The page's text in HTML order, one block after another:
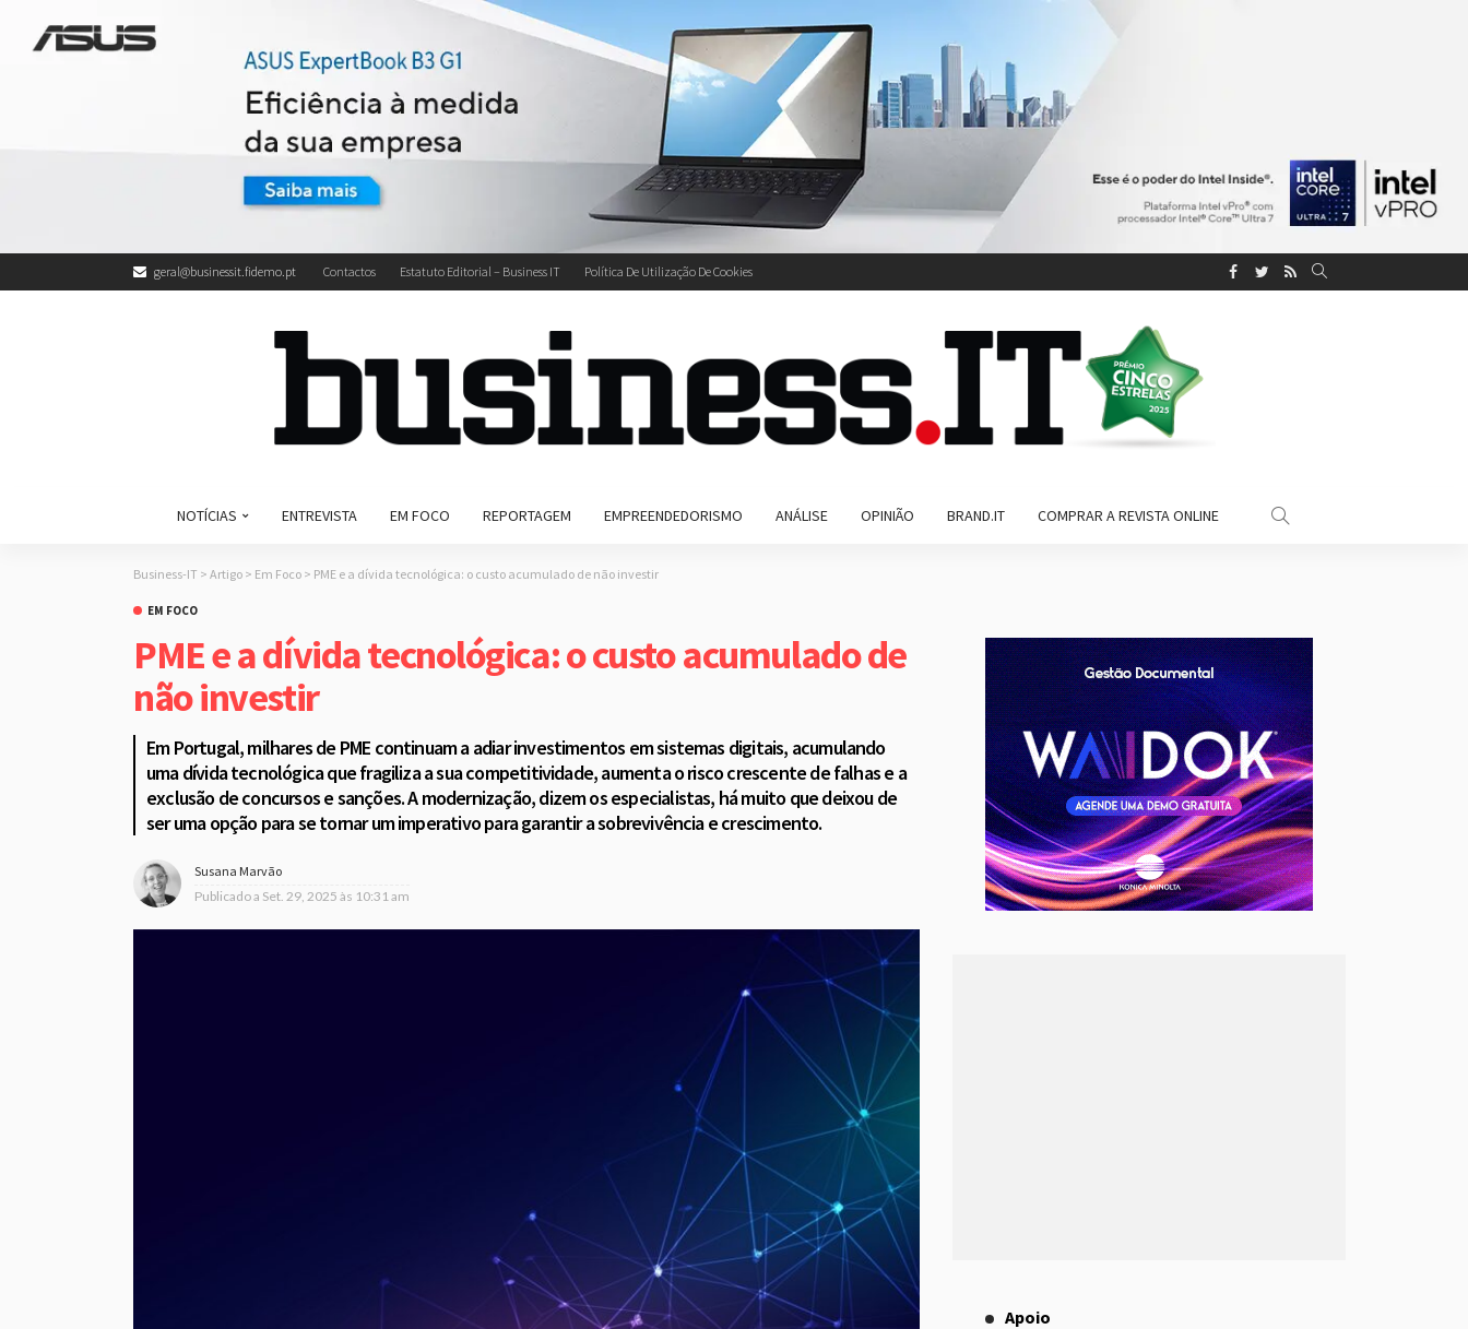
geral@businessit.fidemo.pt Contactos Estatuto Editorial – Business IT Política De Utilização De Cookies
NOTÍCIAS ENTREVISTA EM FOCO REPORTAGEM EMPREENDEDORISMO ANÁLISE OPINIÃO BRAND.IT COMPRAR A REVISTA ONLINE
Business-IT > Artigo > Em Foco > PME e a dívida tecnológica: o custo acumulado de não investir
EM FOCO
PME e a dívida tecnológica: o custo acumulado de
não investir
Em Portugal, milhares de PME continuam a adiar investimentos em sistemas digitais, acumulando
uma dívida tecnológica que fragiliza a sua competitividade, aumenta o risco crescente de falhas e a
exclusão de concursos e sanções. A modernização, dizem os especialistas, há muito que deixou de
ser uma opção para se tornar um imperativo para garantir a sobrevivência e crescimento.
Susana Marvão
Publicado a Set. 29, 2025 às 10:31 am
Apoio